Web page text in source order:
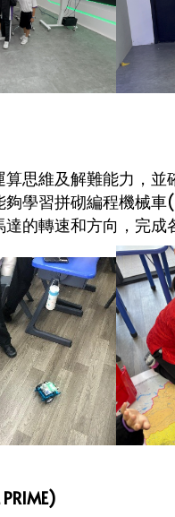
思維及解難能力，
夠學習拼砌編程機械
的轉速和方向，完成